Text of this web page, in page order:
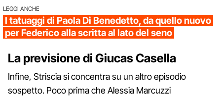
LEGGI ANCHE
I tatuaggi di Paola Di Benedetto, da quello nuovo
per Federico alla scritta al lato del seno
La previsione di Giucas Casella
Infine, Striscia si concentra su un altro episodio
sospetto. Poco prima che Alessia Marcuzzi